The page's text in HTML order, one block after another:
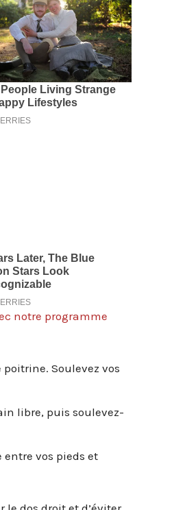
notre programme
Soulevez vos
libre, puis soulevez-
entre vos pieds et